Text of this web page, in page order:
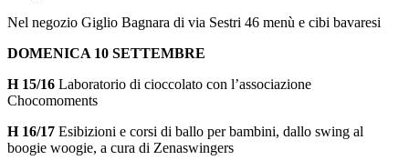
Nel negozio Giglio Bagnara di via Sestri 46 menù e cibi bavaresi
DOMENICA 10 SETTEMBRE
H 15/16 Laboratorio di cioccolato con l’associazione
Chocomoments
H 16/17 Esibizioni e corsi di ballo per bambini, dallo swing al
boogie woogie, a cura di Zenaswingers